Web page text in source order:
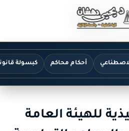
أحكام محاكم كبسولة
للهيئة العامة